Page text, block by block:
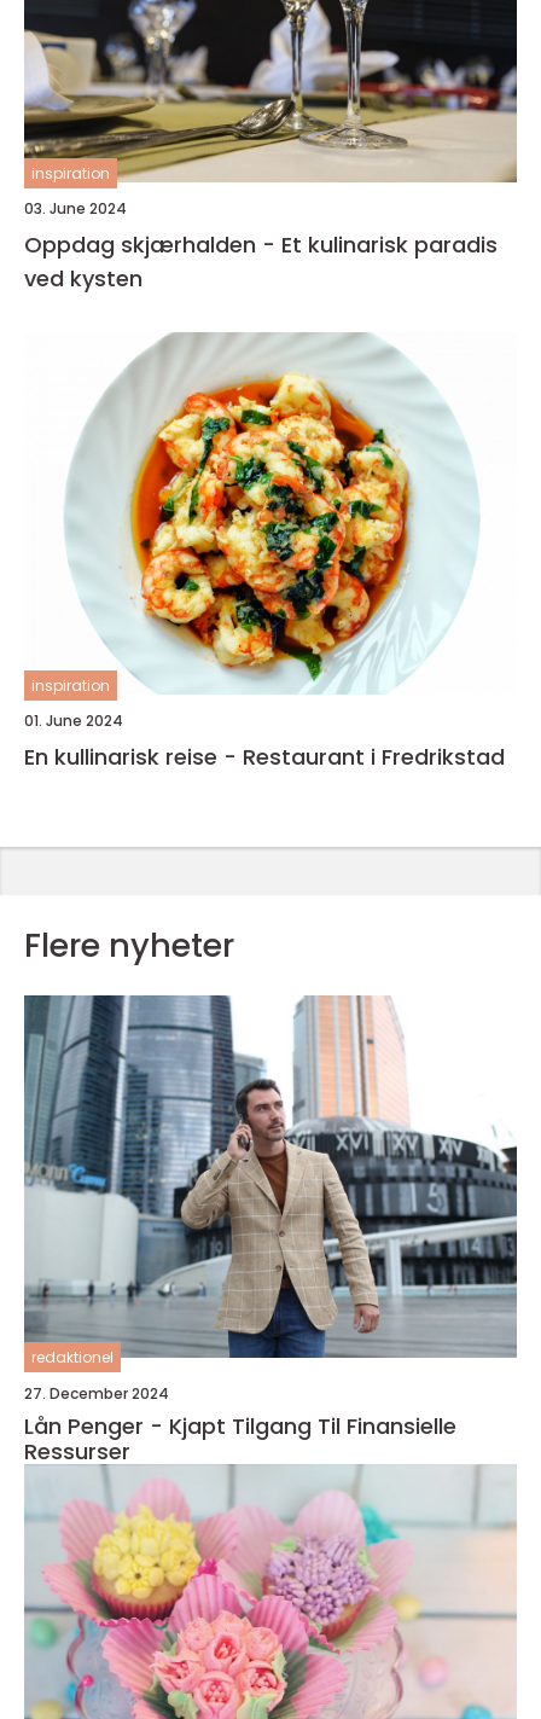
inspiration
03. June 2024
Oppdag skjærhalden - Et kulinarisk paradis
ved kysten
inspiration
01. June 2024
En kullinarisk reise - Restaurant i Fredrikstad
Flere nyheter
redaktionel
27. December 2024
Lån Penger - Kjapt Tilgang Til Finansielle
Ressurser